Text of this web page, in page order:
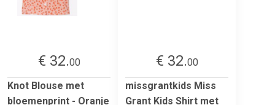
€ 32.00
Knot Blouse met
bloemenprint - Oranje
€ 32.00
missgrantkids Miss
Grant Kids Shirt met